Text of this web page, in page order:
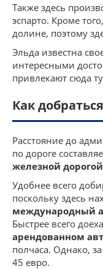
Также здесь
эспарто. Кроме
долине, поэтому
Эльда известна
интересными
привлекают сюда
Как
Расстояние до
по дороге
железной дорогой
Удобнее всего
поскольку здесь
международный
Быстрее всего
арендованном
полчаса. Однако,
45 евро.